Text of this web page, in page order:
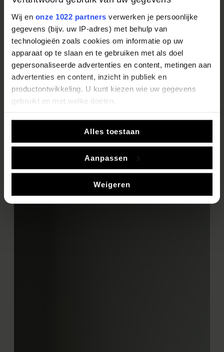
Wij en onze 1022 partners verwerken je persoonlijke
gegevens (bijv. uw IP-adres) met behulp van
technologieën zoals cookies om informatie op uw
apparaat op te slaan en te gebruiken met als doel
gepersonaliseerde advertenties en content, metingen aan
advertenties en content, inzicht in publiek en
productontwikkeling. U kunt kiezen wie uw gegevens
gebruikt en met welke doelen.
Uw apparaat identificeren door het actief te scannen
op specifieke eigenschappen (fingerprinting)
Lees meer over hoe uw persoonlijke gegevens worden
Alles toestaan
Aanpassen
Weigeren
de allerlaatste trends vindt u in ons Digitale
Inspiratie Magazine.
Bekijk ons Inspiratie Magazine